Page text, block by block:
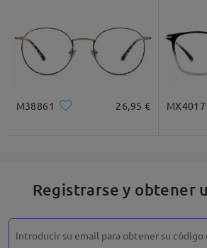
M38861 26,95 €
Registrarse y obtener